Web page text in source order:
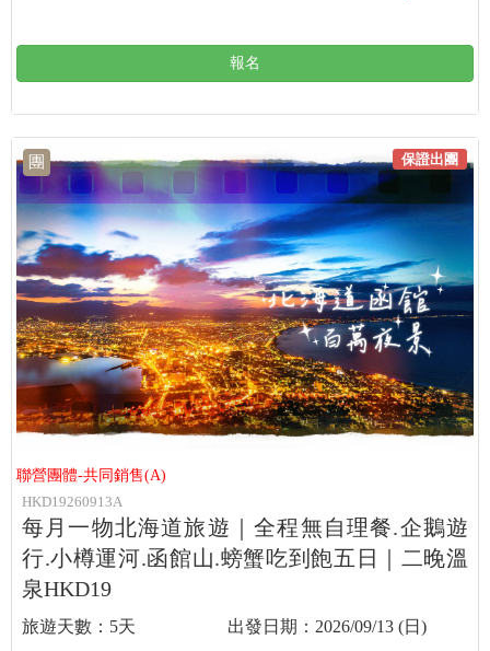
報名
團
聯營團體-共同銷售(A)
HKD19260913A
每月一物北海道旅遊｜全程無自理餐.企鵝遊
行.小樽運河.函館山.螃蟹吃到飽五日｜二晚溫
泉HKD19
保證出團
5天 2026/09/13 (日)